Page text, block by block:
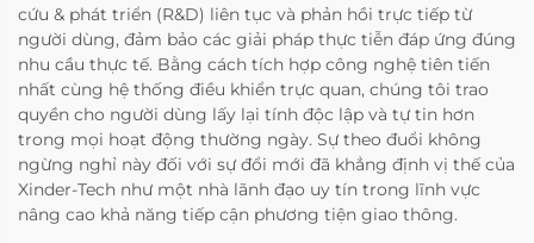
cứu & phát triển (R&D) liên tục và phản hồi trực tiếp từ
người dùng, đảm bảo các giải pháp thực tiễn đáp ứng đúng
nhu cầu thực tế. Bằng cách tích hợp công nghệ tiên tiến
nhất cùng hệ thống điều khiển trực quan, chúng tôi trao
quyền cho người dùng lấy lại tính độc lập và tự tin hơn
trong mọi hoạt động thường ngày. Sự theo đuổi không
ngừng nghỉ này đối với sự đổi mới đã khẳng định vị thế của
Xinder-Tech như một nhà lãnh đạo uy tín trong lĩnh vực
nâng cao khả năng tiếp cận phương tiện giao thông.